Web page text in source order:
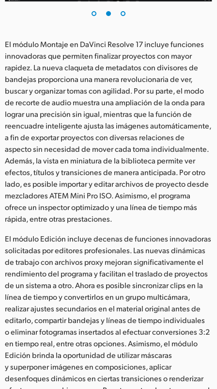
El módulo Montaje en DaVinci Resolve 17 incluye funciones
innovadoras que permiten finalizar proyectos con mayor
rapidez. La nueva claqueta de metadatos con divisores de
bandejas proporciona una manera revolucionaria de ver,
buscar y organizar tomas con agilidad. Por su parte, el modo
de recorte de audio muestra una ampliación de la onda para
lograr una precisión sin igual, mientras que la función de
reencuadre inteligente ajusta las imágenes automáticamente,
a fin de exportar proyectos con diversas relaciones de
aspecto sin necesidad de mover cada toma individualmente.
Además, la vista en miniatura de la biblioteca permite ver
efectos, títulos y transiciones de manera anticipada. Por otro
lado, es posible importar y editar archivos de proyecto desde
mezcladores ATEM Mini Pro ISO. Asimismo, el programa
ofrece un inspector optimizado y una línea de tiempo más
rápida, entre otras prestaciones.
El módulo Edición incluye decenas de funciones innovadoras
solicitadas por editores profesionales. Las nuevas dinámicas
de trabajo con archivos proxy mejoran significativamente el
rendimiento del programa y facilitan el traslado de proyectos
de un sistema a otro. Ahora es posible sincronizar clips en la
línea de tiempo y convertirlos en un grupo multicámara,
realizar ajustes secundarios en el material original antes de
editarlo, compartir bandejas y líneas de tiempo individuales
o eliminar fotogramas insertados al efectuar conversiones 3:2
en tiempo real, entre otras opciones. Asimismo, el módulo
Edición brinda la oportunidad de utilizar máscaras
y superponer imágenes en composiciones, aplicar
desenfoques dinámicos en ciertas transiciones o renderizar